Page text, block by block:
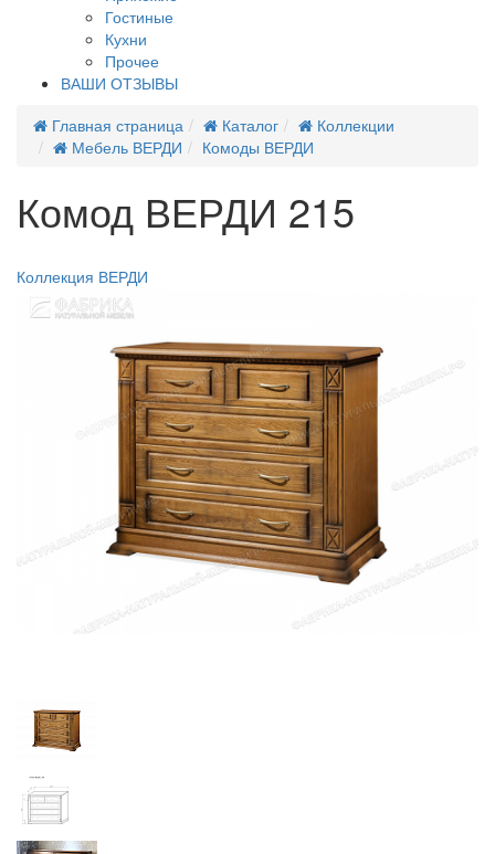
Гостиные
Кухни
Прочее
ВАШИ ОТЗЫВЫ
Главная страница
Каталог
Коллекции
Мебель ВЕРДИ
Комоды ВЕРДИ
Комод ВЕРДИ 215
Коллекция ВЕРДИ